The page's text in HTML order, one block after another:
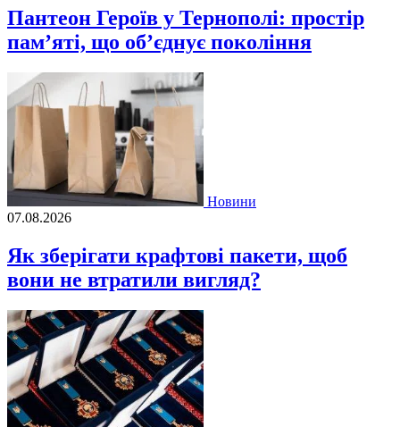
Пантеон Героїв у Тернополі: простір
пам’яті, що об’єднує покоління
Новини
07.08.2026
Як зберігати крафтові пакети, щоб
вони не втратили вигляд?